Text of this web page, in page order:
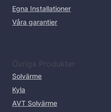
Egna Installationer
Våra garantier
Övriga Produkter
Solvärme
Kyla
AVT Solvärme